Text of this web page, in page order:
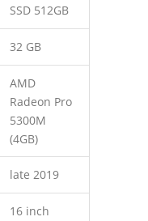
SSD 512GB
32 GB
AMD
Radeon Pro
5300M
(4GB)
late 2019
16 inch